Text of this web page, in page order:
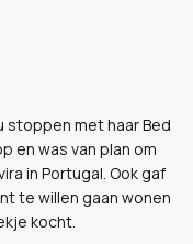
stoppen met haar Bed
en was van plan om
in Portugal. Ook gaf
te willen gaan wonen
kocht.